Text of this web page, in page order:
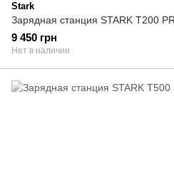
Stark
Зарядная станция STARK T200
9 450 грн
Нет в наличии